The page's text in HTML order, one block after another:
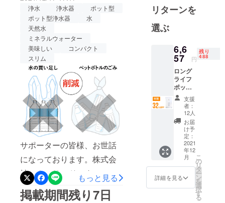
てしまいました。応援購入
をしてくださったサポー
ターの皆様、誠にありがと
うございます。ご検討中の
方もそうでない方も、ぜひ
一度ページをご覧いただけ
ますと幸いです。なにかご
質問、ご不明点などござい
ましたら、お問い合わせよ
りどうぞお気軽におたずね
くださいませ。よろしくお
願いいたします！
浄水 浄水器
ポット型
ポット型浄水器
水
天然水
ミネラルウォーター
美味しい
コンパクト
スリム
サポーターの皆様、お世話
になっております。株式会
社アクアリードです。 1台
で2Lペットボトル約800本
もっと見る
掲載期間残り7日
造まで、日
本産・日本
製にこだわ
イフ浄水器
の製造メー
カーです。
浄水器メー
カーとし
て、世の中
のお役に立
てる商品を
い！という
想いから商
品づくりが
始まりまし
リターンを
選ぶ
6,6
57 円
残り
488
ロング
ライフ
ポット
×1 一般
販売予
定価格
9,790円
（税・
送料込
み）の
32％OF
F 2022
年1月下
旬頃か
ら、各
ECサイ
支援
者：
12人
お届
け予
定：
2021
年12
月
詳細を見る
こ
の
リ
タ
ー
ン
を
選
択
す
る